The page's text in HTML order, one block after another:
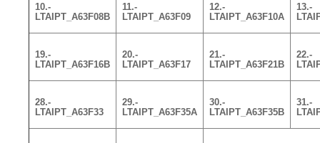
10.-
LTAIPT_A63F08B
11.-
LTAIPT_A63F09
12.-
LTAIPT_A63F10A
13.-
19.-
LTAIPT_A63F16B
20.-
LTAIPT_A63F17
21.-
LTAIPT_A63F21B
22.-
28.-
LTAIPT_A63F33
29.-
LTAIPT_A63F35A
30.-
LTAIPT_A63F35B
31.-